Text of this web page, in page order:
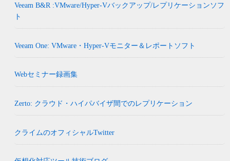
Veeam B&R :VMware/Hyper-Vバックアップ/レプリケーションソフ
ト
Veeam One: VMware・Hyper-Vモニター＆レポートソフト
Webセミナー録画集
Zerto: クラウド・ハイパバイザ間でのレプリケーション
クライムのオフィシャルTwitter